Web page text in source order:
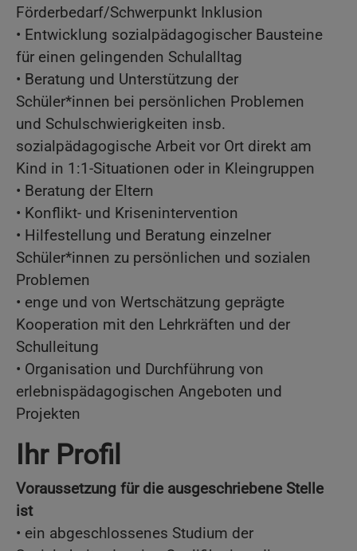
Förderbedarf/Schwerpunkt Inklusion
• Entwicklung sozialpädagogischer Bausteine
für einen gelingenden Schulalltag
• Beratung und Unterstützung der
Schüler*innen bei persönlichen Problemen
und Schulschwierigkeiten insb.
sozialpädagogische Arbeit vor Ort direkt am
Kind in 1:1-Situationen oder in Kleingruppen
• Beratung der Eltern
• Konflikt- und Krisenintervention
• Hilfestellung und Beratung einzelner
Schüler*innen zu persönlichen und sozialen
Problemen
• enge und von Wertschätzung geprägte
Kooperation mit den Lehrkräften und der
Schulleitung
• Organisation und Durchführung von
erlebnispädagogischen Angeboten und
Projekten
Ihr Profil
Voraussetzung für die ausgeschriebene Stelle
ist
• ein abgeschlossenes Studium der